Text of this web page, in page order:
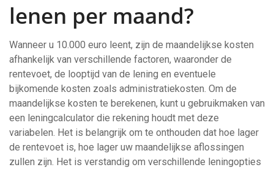
lenen per maand?
Wanneer u 10.000 euro leent, zijn de maandelijkse kosten
afhankelijk van verschillende factoren, waaronder de
rentevoet, de looptijd van de lening en eventuele
bijkomende kosten zoals administratiekosten. Om de
maandelijkse kosten te berekenen, kunt u gebruikmaken van
een leningcalculator die rekening houdt met deze
variabelen. Het is belangrijk om te onthouden dat hoe lager
de rentevoet is, hoe lager uw maandelijkse aflossingen
zullen zijn. Het is verstandig om verschillende leningopties